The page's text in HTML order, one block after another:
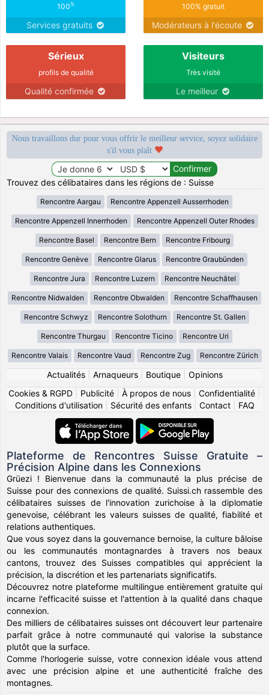
100%
Services gratuits
100% gratuit
Modérateurs à l'écoute
Sérieux
profils de qualité
Qualité confirmée
Visiteurs
Très visité
Le meilleur
Nous travaillons dur pour vous offrir le meilleur service, soyez solidaire
s'il vous plaît
Trouvez des célibataires dans les régions de : Suisse
Rencontre Aargau Rencontre Appenzell Ausserrhoden
Rencontre Appenzell Innerrhoden Rencontre Appenzell Outer Rhodes
Rencontre Basel Rencontre Bern Rencontre Fribourg
Rencontre Genève Rencontre Glarus Rencontre Graubünden
Rencontre Jura Rencontre Luzern Rencontre Neuchâtel
Rencontre Nidwalden Rencontre Obwalden Rencontre Schaffhausen
Rencontre Schwyz Rencontre Solothurn Rencontre St. Gallen
Rencontre Thurgau Rencontre Ticino Rencontre Uri
Rencontre Valais Rencontre Vaud Rencontre Zug Rencontre Zürich
Actualités| Arnaqueurs| Boutique| Opinions
Cookies & RGPD
Publicité À propos de nous Confidentialité
Conditions d'utilisation| Sécurité des enfants| Contact| FAQ
Plateforme de Rencontres Suisse Gratuite –
Précision Alpine dans les Connexions
Grüezi ! Bienvenue dans la communauté la plus précise de
Suisse pour des connexions de qualité. Suissi.ch rassemble des
célibataires suisses de l'innovation zurichoise à la diplomatie
genevoise, célébrant les valeurs suisses de qualité, fiabilité et
relations authentiques.
Que vous soyez dans la gouvernance bernoise, la culture bâloise
ou les communautés montagnardes à travers nos beaux
cantons, trouvez des Suisses compatibles qui apprécient la
précision, la discrétion et les partenariats significatifs.
Découvrez notre plateforme multilingue entièrement gratuite qui
incarne l'efficacité suisse et l'attention à la qualité dans chaque
connexion.
Des milliers de célibataires suisses ont découvert leur partenaire
parfait grâce à notre communauté qui valorise la substance
plutôt que la surface.
Comme l'horlogerie suisse, votre connexion idéale vous attend
avec une précision alpine et une authenticité fraîche des
montagnes.